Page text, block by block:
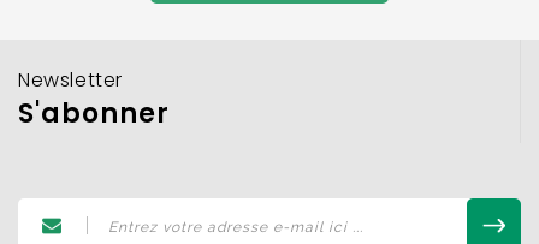
Newsletter
S'abonner